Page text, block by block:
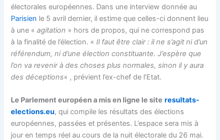
électorales européennes. Dans une interview donnée au
Parisien le 5 avril dernier, il estime que celles-ci donnent lieu
à une «agitation » hors de propos, qui ne correspond pas
à la finalité de l’élection. «Il faut être clair : il ne s’agit ni d’un
référendum, ni d’une élection constituante. J’espère que
l’on va revenir à des choses plus normales, sinon il y aura
des déceptions« , prévient l’ex-chef de l’Etat.
Le Parlement européen a mis en ligne le site resultats-
elections.eu, qui compile les résultats des élections
européennes, passées et présentes. L’espace sera mis à
jour en temps réel au cours de la nuit électorale du 26 mai.